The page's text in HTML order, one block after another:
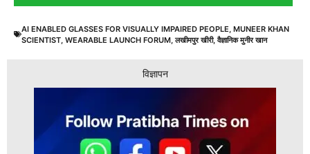
AI ENABLED GLASSES FOR VISUALLY IMPAIRED PEOPLE, MUNEER KHAN
SCIENTIST, WEARABLE LAUNCH FORUM,लखीमपुर खीरी,वैज्ञानिक मुनीर खान
विज्ञापन